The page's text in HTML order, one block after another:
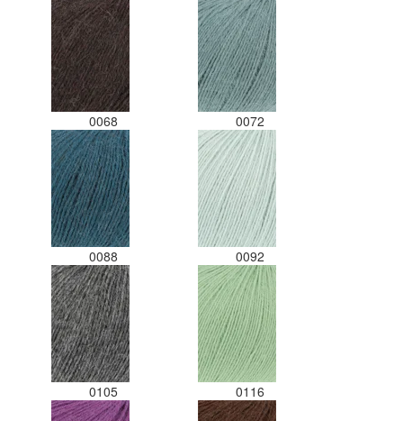
0068 0072
0088 0092
0105 0116